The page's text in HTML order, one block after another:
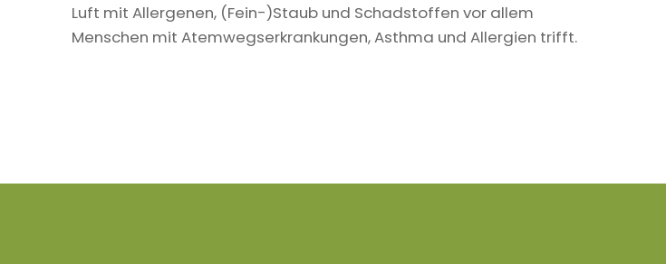
Luft mit Allergenen, (Fein-)Staub und Schadstoffen vor allem
Menschen mit Atemwegserkrankungen, Asthma und Allergien trifft.